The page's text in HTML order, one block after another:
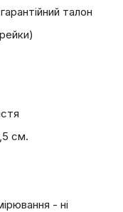
талон
см.
- ні